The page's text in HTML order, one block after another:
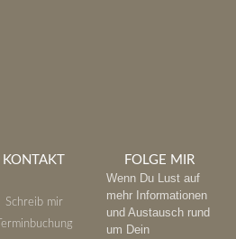
KONTAKT
Schreib mir
Terminbuchung
FOLGE MIR
Wenn Du Lust auf
mehr Informationen
und Austausch rund
um Dein